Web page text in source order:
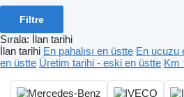
Filtre
Sırala: İlan tarihi
İlan tarihi En pahalısı en üstte En ucuzu
en üstte Üretim tarihi - eski en üstte Km